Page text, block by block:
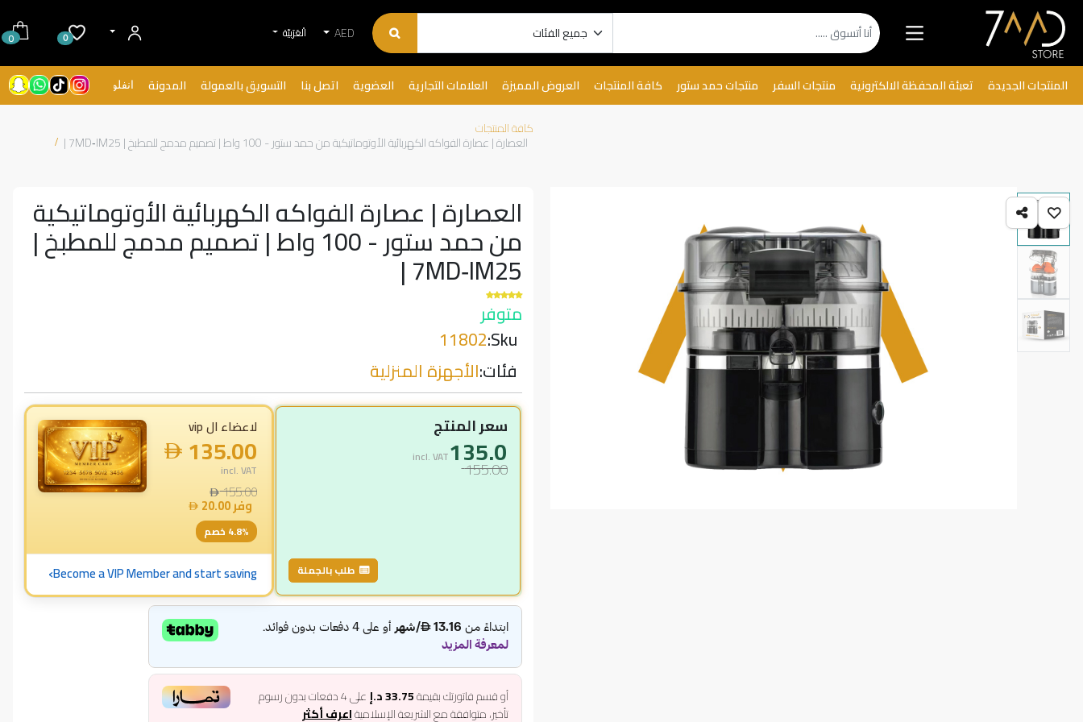
AED الْعَرَبيّة 0
0
المنتجات الجديدة تعبئة المحفظة الالكترونية منتجات السفر منتجات حمد ستور كافة المنتجات العروض المميزة العلامات التجارية العضوية اتصل بنا التسويق بالعمولة المدونة انفلونسرز
كافة المنتجات
العصارة | عصارة الفواكه الكهربائية الأوتوماتيكية من حمد ستور - 100 واط | تصميم مدمج للمطبخ | 7MD‑IM25 |
العصارة | عصارة الفواكه الكهربائية الأوتوماتيكية
من حمد ستور - 100 واط | تصميم مدمج للمطبخ |
7MD‑IM25 |
متوفر
Sku:
11802
فئات:الأجهزة المنزلية
سعر المنتج
135.0
incl. VAT 155.00
طلب بالجملة
لاعضاء ال vip
135.00
incl. VAT
155.00
وفر20.00
4.8% خصم
Become a VIP Member and start saving
›
أو قسم فاتورتك بقيمة33.75 د.إ على4دفعات بدون رسوم
تأخير، متوافقة مع الشريعة الإسلاميةاعرف أكثر